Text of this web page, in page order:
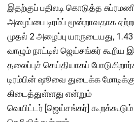
இதற்குப் பதிலடி கொடுத்த
அழைப்பை டிரம்ப் மூன்றாவதாக
முதல் 2 அழைப்பு யாருடையது,
வாழும் நாட்டில் ஜெய்சங்கர்
தலைப்புச் செய்தியாகப்
டிரம்பின் ஷூவை துடைக்க
கிடைத்துள்ளது என்றும்
வெயிட்டர் [ஜெய்சங்கர்]